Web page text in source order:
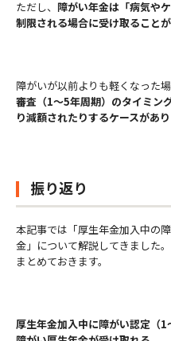
ただし、 障がい年金は「病気や
制限される場合に受け取ることが
障がいが以前よりも軽くなった場
審査（1〜5年周期）のタイミン
り減額されたりするケースがあり
振り返り
本記事では「厚生年金加入中の
金」について解説してきました
まとめておきます。
厚生年金加入中に障がい認定（1